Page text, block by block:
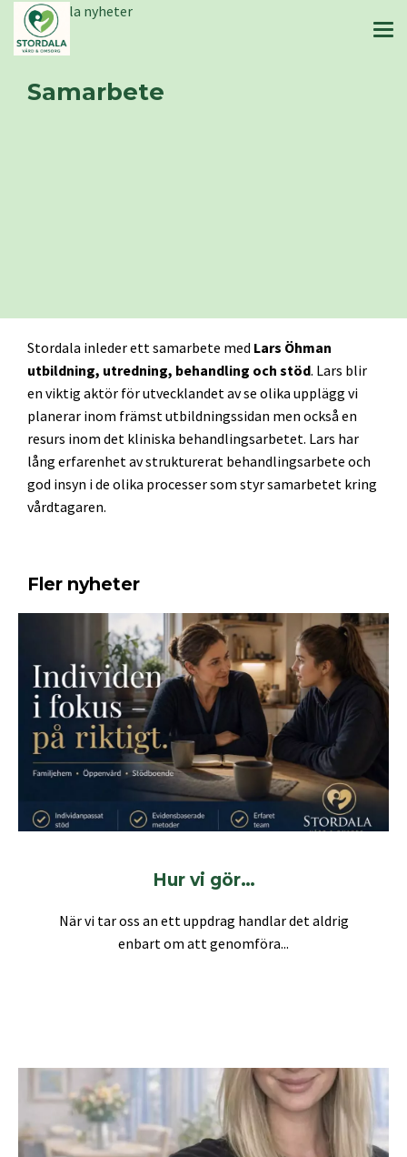
Stordala nyheter
Samarbete
Stordala inleder ett samarbete med Lars Öhman
utbildning, utredning, behandling och stöd. Lars blir
en viktig aktör för utvecklandet av se olika upplägg vi
planerar inom främst utbildningssidan men också en
resurs inom det kliniska behandlingsarbetet. Lars har
lång erfarenhet av strukturerat behandlingsarbete och
god insyn i de olika processer som styr samarbetet kring
vårdtagaren.
Fler nyheter
Hur vi gör…
När vi tar oss an ett uppdrag handlar det aldrig
enbart om att genomföra...